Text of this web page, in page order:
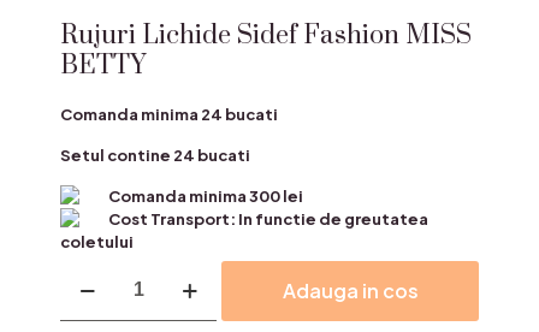
Rujuri Lichide Sidef Fashion MISS
BETTY
Comanda minima 24 bucati
Setul contine 24 bucati
Comanda minima 300 lei
Cost Transport: In functie de greutatea
coletului
Rujuri
Lichide
Adauga in cos